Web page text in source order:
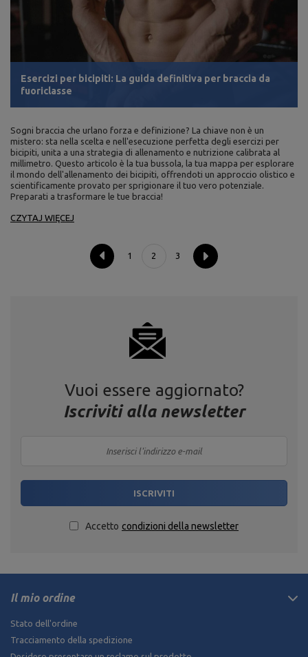
Esercizi per bicipiti: La guida definitiva per braccia da
fuoriclasse
Sogni braccia che urlano forza e definizione? La chiave non è un
mistero: sta nella scelta e nell'esecuzione perfetta degli esercizi per
bicipiti, unita a una strategia di allenamento e nutrizione calibrata al
millimetro. Questo articolo è la tua bussola, la tua mappa per esplorare
il mondo dell'allenamento dei bicipiti, offrendoti un approccio olistico e
scientificamente provato per sprigionare il tuo vero potenziale.
Preparati a trasformare le tue braccia!
CZYTAJ WIĘCEJ
1 2 3
Vuoi essere aggiornato?
Iscriviti alla newsletter
ISCRIVITI
Accetto condizioni della newsletter
Il mio ordine
Stato dell'ordine
Tracciamento della spedizione